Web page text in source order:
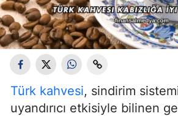
Türk kahvesi, sindirim
uyandırıcı etkisiyle bilinen